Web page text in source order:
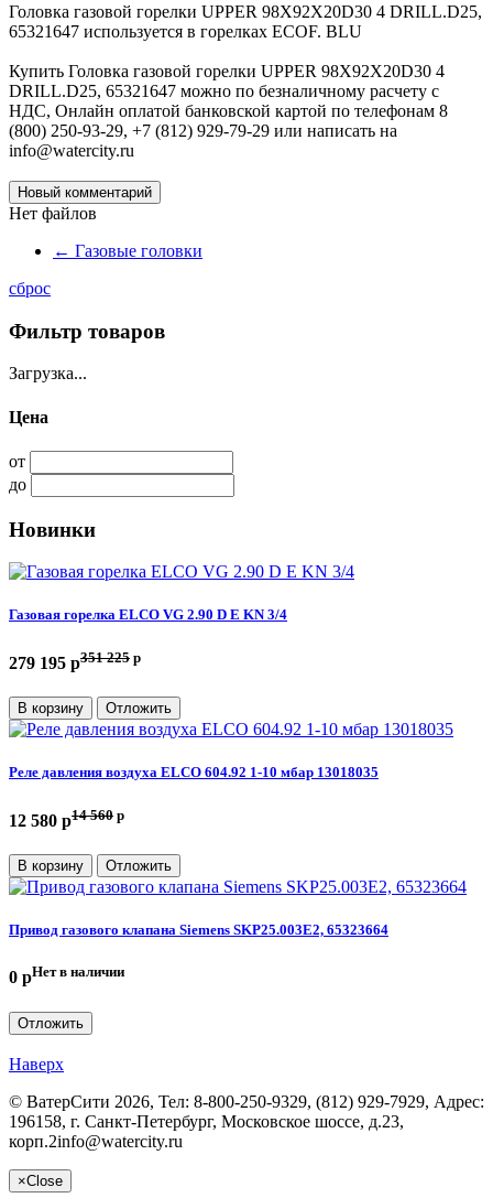
Головка газовой горелки UPPER 98X92X20D30 4 DRILL.D25,
65321647 используется в горелках ECOF. BLU
Купить Головка газовой горелки UPPER 98X92X20D30 4
DRILL.D25, 65321647 можно по безналичному расчету с
НДС, Онлайн оплатой банковской картой по телефонам 8
(800) 250-93-29, +7 (812) 929-79-29 или написать на
info@watercity.ru
Новый комментарий
Нет файлов
← Газовые головки
сброс
Фильтр товаров
Загрузка...
Цена
от
до
Новинки
Газовая горелка ELCO VG 2.90 D E KN 3/4
279 195 p351 225 p
В корзину Отложить
Реле давления воздуха ELCO 604.92 1-10 мбар 13018035
12 580 p14 560 p
В корзину Отложить
Привод газового клапана Siemens SKP25.003E2, 65323664
0 pНет в наличии
Отложить
Наверх
© ВатерСити 2026, Тел: 8-800-250-9329, (812) 929-7929, Адрес:
196158, г. Санкт-Петербург, Московское шоссе, д.23,
корп.2info@watercity.ru
×Close